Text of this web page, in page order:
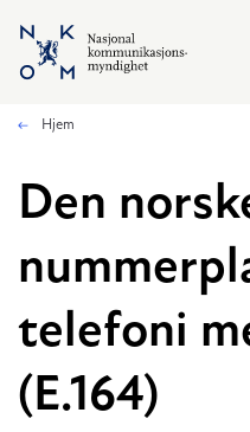
Hopp til hovedinnhold
Hjem
Den
telefoni
(E.164)